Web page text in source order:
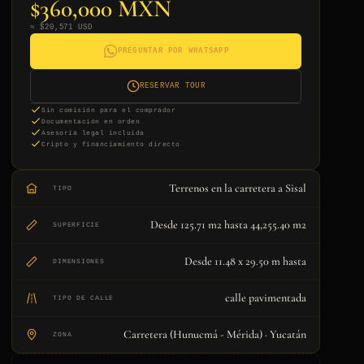
$360,000 MXN
≈ $20,571 USD
PREGUNTAR POR WHATSAPP
RESERVAR TOUR
Sin comisión para el comprador
Documentación en orden
Asesoría legal incluida
Cripto y financiamiento directo
TIPO Terrenos en la carretera a Sisal
SUPERFICIE Desde 125.71 m2 hasta 44,255.40 m2
DIMENSIONES Desde 11.48 x 29.50 m hasta
TIPO DE CALLE calle pavimentada
ZONA Carretera (Hunucmá - Mérida) · Yucatán